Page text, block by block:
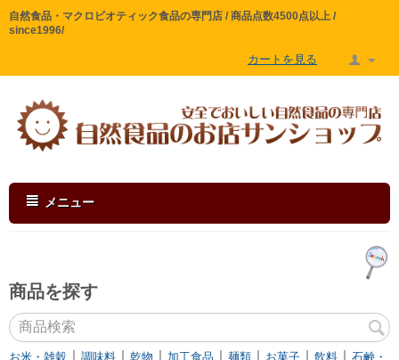
自然食品・マクロビオティック食品の専門店 / 商品点数4500点以上 /
since1996/
カートを見る
メニュー
商品を探す
お米・雑穀 調味料 乾物 加工食品 麺類 お菓子 飲料
石鹸・